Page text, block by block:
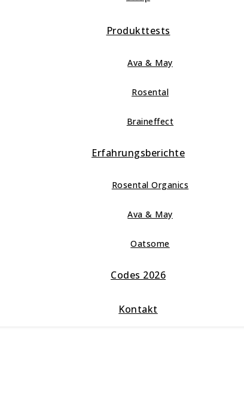
Produkttests
Ava & May
Rosental
Braineffect
Erfahrungsberichte
Rosental Organics
Ava & May
Oatsome
Codes 2026
Kontakt